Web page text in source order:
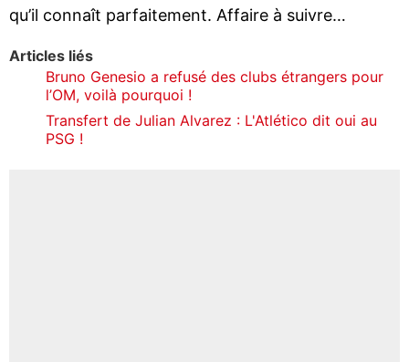
qu’il connaît parfaitement. Affaire à suivre…
Articles liés
Bruno Genesio a refusé des clubs étrangers pour
l’OM, voilà pourquoi !
Transfert de Julian Alvarez : L'Atlético dit oui au
PSG !